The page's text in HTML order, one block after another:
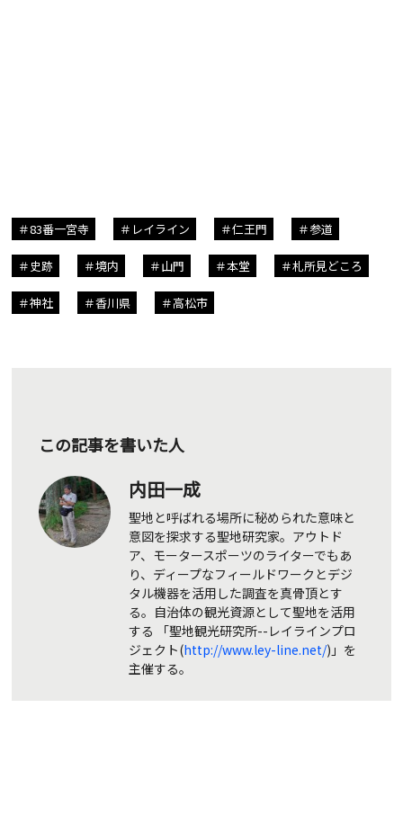
83番一宮寺 レイライン 仁王門 参道
史跡 境内 山門 本堂 札所見どころ
神社 香川県 高松市
この記事を書いた人
内田一成
聖地と呼ばれる場所に秘められた意味と
意図を探求する聖地研究家。アウトド
ア、モータースポーツのライターでもあ
り、ディープなフィールドワークとデジ
タル機器を活用した調査を真骨頂とす
る。自治体の観光資源として聖地を活用
する 「聖地観光研究所--レイラインプロ
ジェクト(http://www.ley-line.net/)」を
主催する。